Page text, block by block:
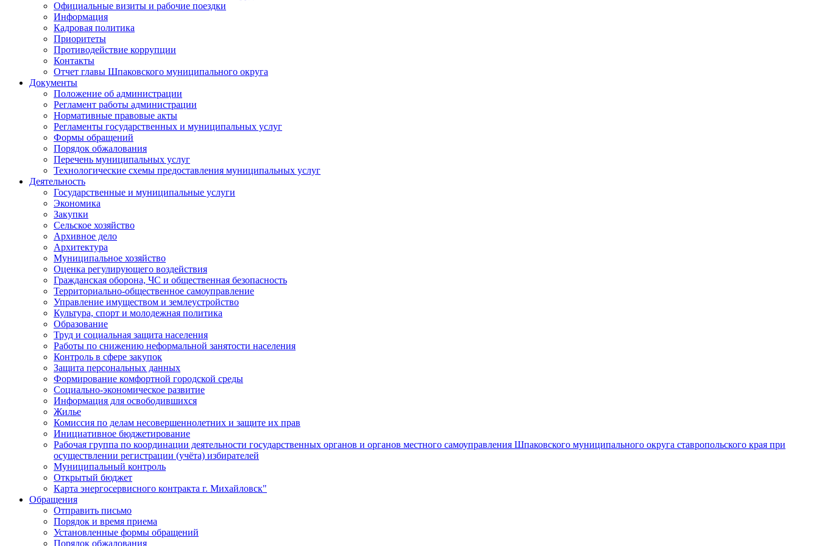
Официальные визиты и рабочие поездки
Информация
Кадровая политика
Приоритеты
Противодействие коррупции
Контакты
Отчет главы Шпаковского муниципального округа
Документы
Положение об администрации
Регламент работы администрации
Нормативные правовые акты
Регламенты государственных и муниципальных услуг
Формы обращений
Порядок обжалования
Перечень муниципальных услуг
Технологические схемы предоставления муниципальных услуг
Деятельность
Государственные и муниципальные услуги
Экономика
Закупки
Сельское хозяйство
Архивное дело
Архитектура
Муниципальное хозяйство
Оценка регулирующего воздействия
Гражданская оборона, ЧС и общественная безопасность
Территориально-общественное самоуправление
Управление имуществом и землеустройство
Культура, спорт и молодежная политика
Образование
Труд и социальная защита населения
Работы по снижению неформальной занятости населения
Контроль в сфере закупок
Защита персональных данных
Формирование комфортной городской среды
Социально-экономическое развитие
Информация для освободившихся
Жилье
Комиссия по делам несовершеннолетних и защите их прав
Инициативное бюджетирование
Рабочая группа по координации деятельности государственных органов и органов местного самоуправления Шпаковского муниципального округа ставропольского края при
осуществлении регистрации (учёта) избирателей
Муниципальный контроль
Открытый бюджет
Карта энергосервисного контракта г. Михайловск"
Обращения
Отправить письмо
Порядок и время приема
Установленные формы обращений
Порядок обжалования